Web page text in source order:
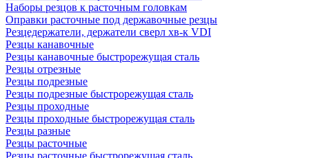
Наборы резцов к расточным головкам
Оправки расточные под державочные резцы
Резцедержатели, держатели сверл хв-к VDI
Резцы канавочные
Резцы канавочные быстрорежущая сталь
Резцы отрезные
Резцы подрезные
Резцы подрезные быстрорежущая сталь
Резцы проходные
Резцы проходные быстрорежущая сталь
Резцы разные
Резцы расточные
Резцы расточные быстрорежущая сталь